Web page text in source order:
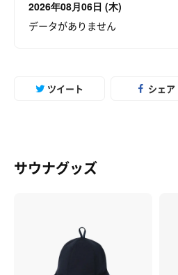
2026年08月06日 (木)
データがありません
ツイート シェア
サウナグッズ